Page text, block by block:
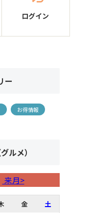
ログイン
ー
お得情報
ルメ）
来月>
金
土